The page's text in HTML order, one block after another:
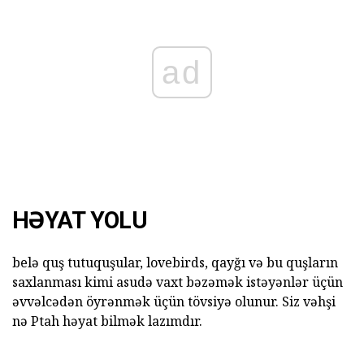
ad
HƏYAT YOLU
belə quş tutuquşular, lovebirds, qayğı və bu quşların
saxlanması kimi asudə vaxt bəzəmək istəyənlər üçün
əvvəlcədən öyrənmək üçün tövsiyə olunur. Siz vəhşi
nə Ptah həyat bilmək lazımdır.